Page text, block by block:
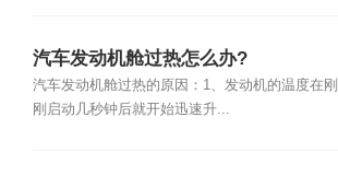
汽车发动机舱过热怎么办?
汽车发动机舱过热的原因：1、发动机的温度在刚
刚启动几秒钟后就开始迅速升...